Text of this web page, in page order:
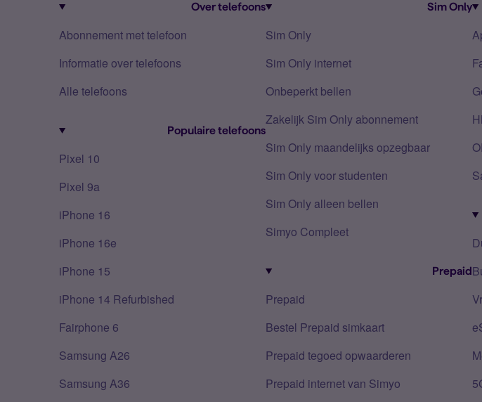
Over telefoons
Abonnement met telefoon
Informatie over telefoons
Alle telefoons
Populaire telefoons
Pixel 10
Pixel 9a
iPhone 16
iPhone 16e
iPhone 15
iPhone 14 Refurbished
Fairphone 6
Samsung A26
Samsung A36
Sim Only
Sim Only
Sim Only internet
Onbeperkt bellen
Zakelijk Sim Only abonnement
Sim Only maandelijks opzegbaar
Sim Only voor studenten
Sim Only alleen bellen
Simyo Compleet
Prepaid
Prepaid
Bestel Prepaid simkaart
Prepaid tegoed opwaarderen
Prepaid internet van Simyo